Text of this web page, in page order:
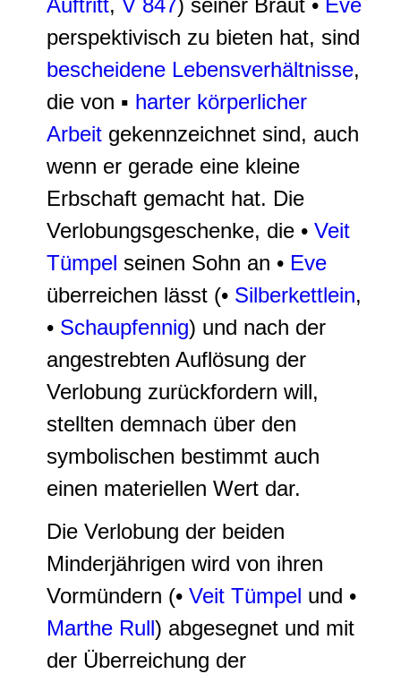
Auftritt, V 847) seiner Braut • Eve
perspektivisch zu bieten hat, sind
bescheidene Lebensverhältnisse,
die von ▪ harter körperlicher
Arbeit gekennzeichnet sind, auch
wenn er gerade eine kleine
Erbschaft gemacht hat. Die
Verlobungsgeschenke, die • Veit
Tümpel seinen Sohn an • Eve
überreichen lässt (• Silberkettlein,
• Schaupfennig) und nach der
angestrebten Auflösung der
Verlobung zurückfordern will,
stellten demnach über den
symbolischen bestimmt auch
einen materiellen Wert dar.
Die Verlobung der beiden
Minderjährigen wird von ihren
Vormündern (• Veit Tümpel und •
Marthe Rull) abgesegnet und mit
der Überreichung der